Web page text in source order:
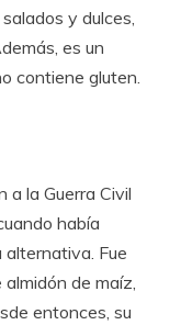
y dulces,
es un
contiene gluten.
a la Guerra Civil
había
Fue
de maíz,
entonces, su